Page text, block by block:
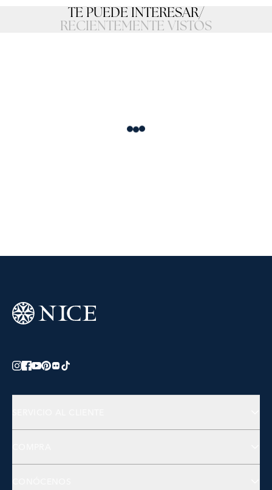
TE PUEDE INTERESAR/
RECIENTEMENTE VISTOS
Loading